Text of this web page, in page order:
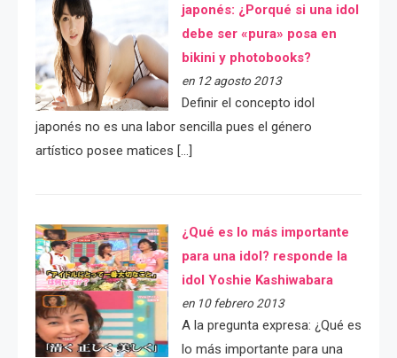
japonés: ¿Porqué si una idol
debe ser «pura» posa en
bikini y photobooks?
en 12 agosto 2013
Definir el concepto idol
japonés no es una labor sencilla pues el género
artístico posee matices […]
¿Qué es lo más importante
para una idol? responde la
idol Yoshie Kashiwabara
en 10 febrero 2013
A la pregunta expresa: ¿Qué es
lo más importante para una